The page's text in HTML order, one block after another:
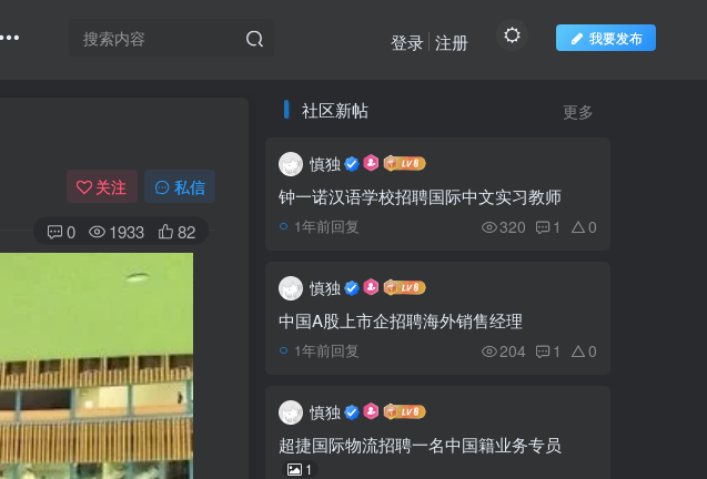
我要发布
登录 注册
关注 私信
0 1933 82
推荐阅读
1 柬埔寨互联网用户六年内
增长了 120%
除“口罩令”
​洪森为遭勋爵性侵的女大
4 超800家制衣企业在柬埔
社区新帖 更多
慎独
钟一诺汉语学校招聘国际中文实习教师
1年前回复 320 1 0
慎独
中国A股上市企招聘海外销售经理
1年前回复 204 1 0
慎独
超捷国际物流招聘一名中国籍业务专员
1